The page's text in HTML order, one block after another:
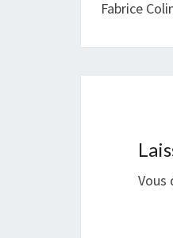
Fabrice
Vous